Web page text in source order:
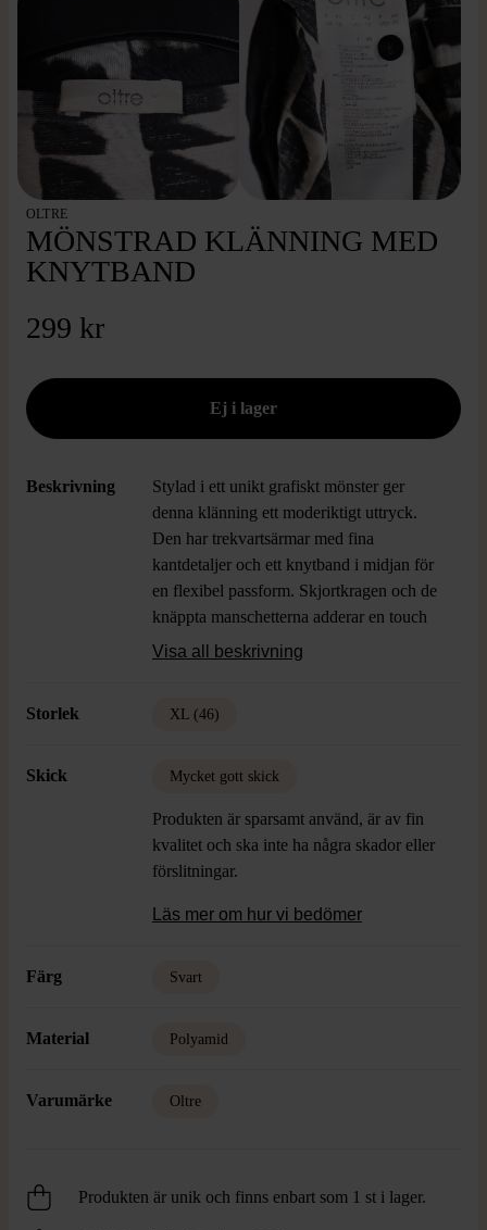
OLTRE
MÖNSTRAD KLÄNNING MED
KNYTBAND
299 kr
Beskrivning
Stylad i ett unikt grafiskt mönster ger
denna klänning ett moderiktigt uttryck.
Den har trekvartsärmar med fina
kantdetaljer och ett knytband i midjan för
en flexibel passform. Skjortkragen och de
knäppta manschetterna adderar en touch
av elegans till detta plagg, perfekt för både
Visa all beskrivning
Storlek XL (46)
Skick Mycket gott skick
Produkten är sparsamt använd, är av fin
kvalitet och ska inte ha några skador eller
förslitningar.
Läs mer om hur vi bedömer
Färg Svart
Material Polyamid
Varumärke Oltre
Produkten är unik och finns enbart som 1 st i lager.